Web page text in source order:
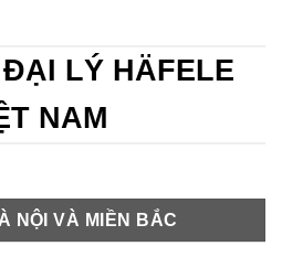
LÝ HÄFELE
NAM
NỘI VÀ MIỀN BẮC